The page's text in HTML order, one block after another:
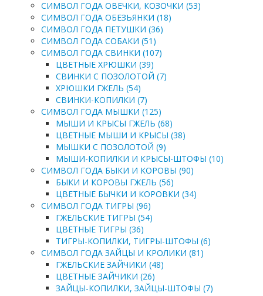
СИМВОЛ ГОДА ОВЕЧКИ, КОЗОЧКИ (53)
СИМВОЛ ГОДА ОБЕЗЬЯНКИ (18)
СИМВОЛ ГОДА ПЕТУШКИ (36)
СИМВОЛ ГОДА СОБАКИ (51)
СИМВОЛ ГОДА СВИНКИ (107)
ЦВЕТНЫЕ ХРЮШКИ (39)
СВИНКИ С ПОЗОЛОТОЙ (7)
ХРЮШКИ ГЖЕЛЬ (54)
СВИНКИ-КОПИЛКИ (7)
СИМВОЛ ГОДА МЫШКИ (125)
МЫШИ И КРЫСЫ ГЖЕЛЬ (68)
ЦВЕТНЫЕ МЫШИ И КРЫСЫ (38)
МЫШКИ С ПОЗОЛОТОЙ (9)
МЫШИ-КОПИЛКИ И КРЫСЫ-ШТОФЫ (10)
СИМВОЛ ГОДА БЫКИ И КОРОВЫ (90)
БЫКИ И КОРОВЫ ГЖЕЛЬ (56)
ЦВЕТНЫЕ БЫЧКИ И КОРОВКИ (34)
СИМВОЛ ГОДА ТИГРЫ (96)
ГЖЕЛЬСКИЕ ТИГРЫ (54)
ЦВЕТНЫЕ ТИГРЫ (36)
ТИГРЫ-КОПИЛКИ, ТИГРЫ-ШТОФЫ (6)
СИМВОЛ ГОДА ЗАЙЦЫ И КРОЛИКИ (81)
ГЖЕЛЬСКИЕ ЗАЙЧИКИ (48)
ЦВЕТНЫЕ ЗАЙЧИКИ (26)
ЗАЙЦЫ-КОПИЛКИ, ЗАЙЦЫ-ШТОФЫ (7)